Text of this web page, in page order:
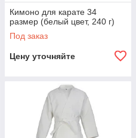
Кимоно для карате 34
размер (белый цвет, 240 г)
Под заказ
Цену уточняйте